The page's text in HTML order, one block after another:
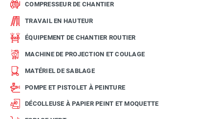
COMPRESSEUR DE CHANTIER
TRAVAIL EN HAUTEUR
ÉQUIPEMENT DE CHANTIER ROUTIER
MACHINE DE PROJECTION ET COULAGE
MATÉRIEL DE SABLAGE
POMPE ET PISTOLET À PEINTURE
DÉCOLLEUSE À PAPIER PEINT ET MOQUETTE